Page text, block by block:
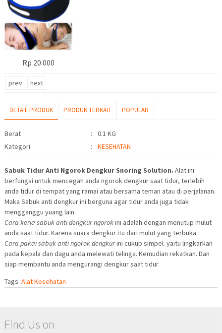
Rp 20.000
prev next
DETAIL PRODUK PRODUK TERKAIT POPULAR
Detail Produk
Berat :
0.1 KG
Kategori
: KESEHATAN
Sabuk Tidur Anti Ngorok Dengkur Snoring Solution. Alat ini
berfungsi untuk mencegah anda ngorok dengkur saat tidur, terlebih
anda tidur di tempat yang ramai atau bersama teman atau di perjalanan.
Maka Sabuk anti dengkur ini berguna agar tidur anda juga tidak
mengganggu yuang lain.
Cara kerja sabuk anti dengkur ngorokini adalah dengan menutup mulut
anda saat tidur. Karena suara dengkur itu dari mulut yang terbuka.
Cara pakai sabuk anti ngorok dengkurini cukup simpel. yaitu lingkarkan
pada kepala dan dagu anda melewati telinga. Kemudian rekatkan. Dan
siap membantu anda mengurangi dengkur saat tidur.
Tags: Alat Kesehatan
Find Us on